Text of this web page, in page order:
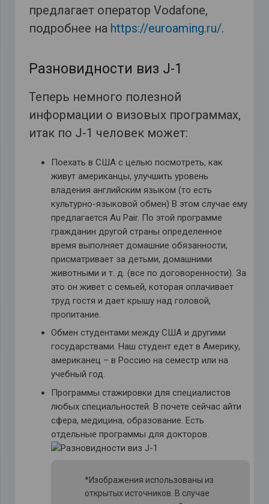
предлагает оператор Vodafone,
подробнее на https://euroaming.ru/.
Разновидности виз J-1
Теперь немного полезной
информации о визовых программах,
итак по J-1 человек может:
Поехать в США с целью посмотреть, как
живут американцы, улучшить уровень
владения английским языком (то есть
культурно-языковой обмен) В этом случае ему
предлагается Au Pair. По этой программе
гражданин другой страны определенное
время выполняет домашние обязанности,
присматривает за детьми, домашними
животными и т. д. (все по договоренности). За
это он живет с семьей, которая оплачивает
труд гостя и дает крышу над головой,
пропитание.
Обмен студентами между США и другими
государствами. Наш студент едет в Америку,
американец – в Россию на семестр или на
учебный год.
Программы стажировки для специалистов
любых специальностей. В почете сейчас айти
сфера, медицина, образование. Есть
отдельные программы для докторов.
*Изображения использованы из
открытых источников. В случае